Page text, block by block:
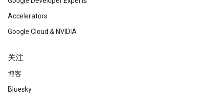
Accelerators
Google Cloud & NVIDIA
关注
博客
Bluesky